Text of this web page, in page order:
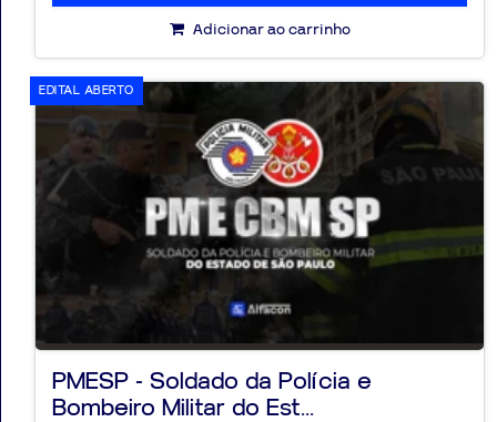
Adicionar ao carrinho
PMESP - Soldado da Polícia e
Bombeiro Militar do Est...
EDITAL ABERTO